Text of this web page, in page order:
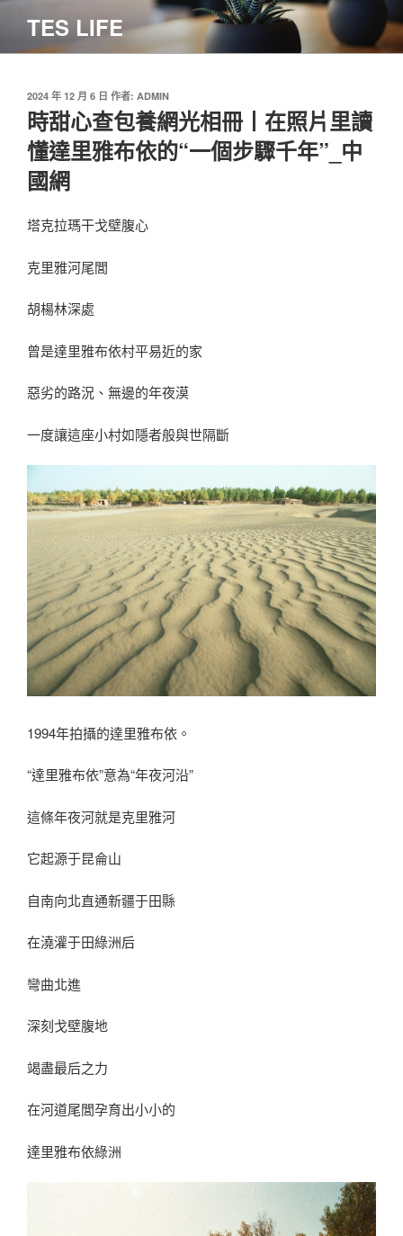
主
TES LIFE
發
佈
於
2024 年 12 月 6 日 作者: ADMIN
時甜心查包養網光相冊丨在照片里讀
懂達里雅布依的“一個步驟千年”_中
國網
塔克拉瑪干戈壁腹心
克里雅河尾閭
胡楊林深處
曾是達里雅布依村平易近的家
惡劣的路況、無邊的年夜漠
一度讓這座小村如隱者般與世隔斷
1994年拍攝的達里雅布依。
“達里雅布依”意為“年夜河沿”
這條年夜河就是克里雅河
它起源于昆侖山
自南向北直通新疆于田縣
在澆灌于田綠洲后
彎曲北進
深刻戈壁腹地
竭盡最后之力
在河道尾閭孕育出小小的
達里雅布依綠洲